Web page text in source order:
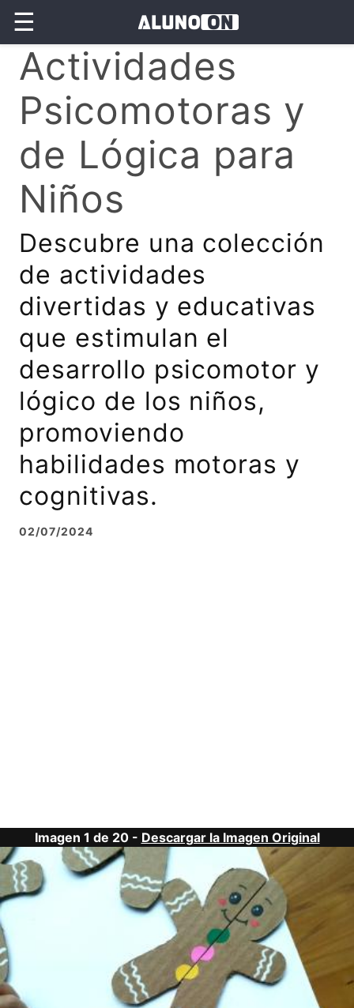
☰
Actividades
Psicomotoras y
de Lógica para
Niños
Descubre una colección
de actividades
divertidas y educativas
que estimulan el
desarrollo psicomotor y
lógico de los niños,
promoviendo
habilidades motoras y
cognitivas.
02/07/2024
Imagen 1 de 20 - Descargar la Imagen Original